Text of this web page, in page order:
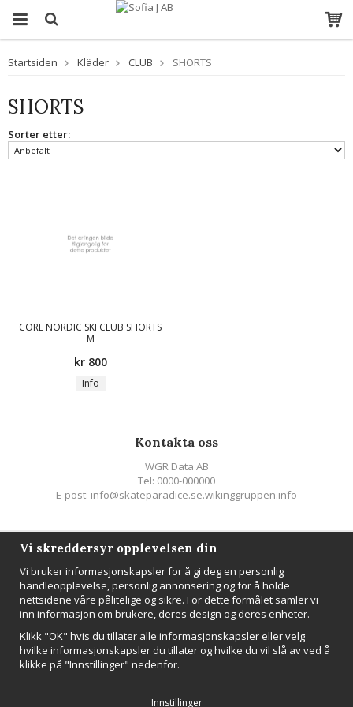
Startsiden Kläder CLUB SHORTS
SHORTS
Sorter etter:
CORE NORDIC SKI CLUB SHORTS
M
kr 800
Info
Kontakta oss
WGR Data AB
Tel: 0000-000000
E-post: info@skateparadice.se.wikinggruppen.info
NYHETSBREV
Registrer
Vi skreddersyr opplevelsen din
Vi bruker informasjonskapsler for å gi deg en personlig
handleopplevelse, personlig annonsering og for å holde
nettsidene våre pålitelige og sikre. For dette formålet samler vi
inn informasjon om brukere, deres design og deres enheter.
Klikk "OK" hvis du tillater alle informasjonskapsler eller velg
hvilke informasjonskapsler du tillater og hvilke du vil slå av ved å
klikke på "Innstillinger" nedenfor.
Innstillinger